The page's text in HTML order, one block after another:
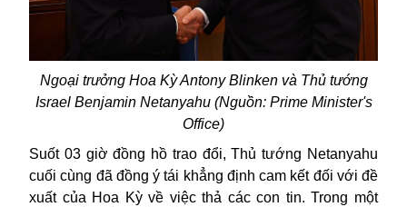
Ngoại trưởng Hoa Kỳ Antony Blinken và Thủ tướng
Israel Benjamin Netanyahu (Nguồn: Prime Minister's
Office)
Suốt 03 giờ đồng hồ trao đổi, Thủ tướng Netanyahu
cuối cùng đã đồng ý tái khẳng định cam kết đối với đề
xuất của Hoa Kỳ về việc thả các con tin. Trong một